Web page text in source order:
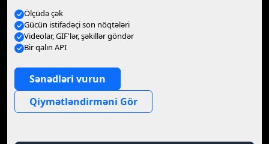
Ölçüdə çək
Gücün istifadəçi son nöqtələri
Videolar, GIF'lər, şəkillər göndər
Bir qalın API
Sənədləri vurun
Qiymətləndirməni Gör